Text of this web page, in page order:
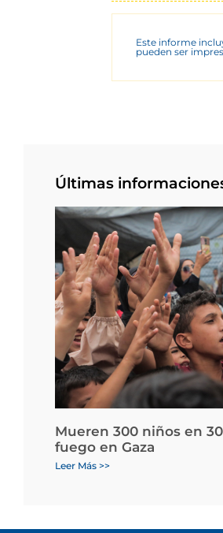
Este informe
pueden ser
Últimas
Mueren 300 niños en
fuego en Gaza
Leer Más >>